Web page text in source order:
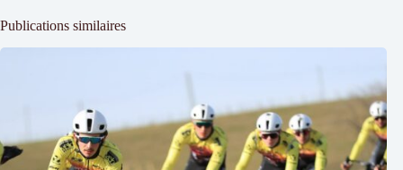
Publications similaires